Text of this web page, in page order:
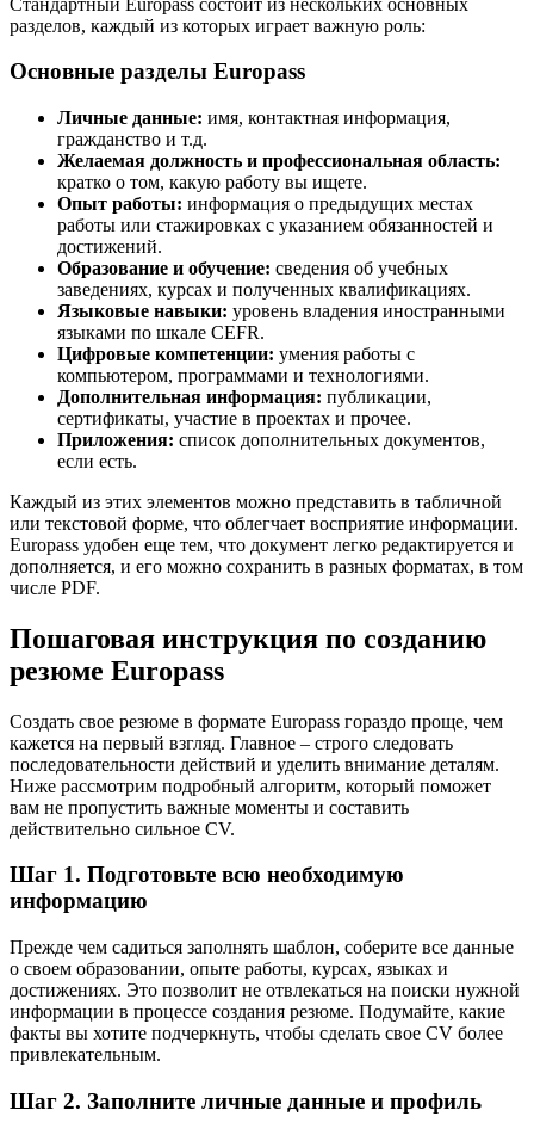
разделов, каждый из которых играет важную роль:
Основные разделы Europass
Личные данные: имя, контактная информация,
гражданство и т.д.
Желаемая должность и профессиональная область:
кратко о том, какую работу вы ищете.
Опыт работы: информация о предыдущих местах
работы или стажировках с указанием обязанностей и
достижений.
Образование и обучение: сведения об учебных
заведениях, курсах и полученных квалификациях.
Языковые навыки: уровень владения иностранными
языками по шкале CEFR.
Цифровые компетенции: умения работы с
компьютером, программами и технологиями.
Дополнительная информация: публикации,
сертификаты, участие в проектах и прочее.
Приложения: список дополнительных документов,
если есть.
Каждый из этих элементов можно представить в табличной
или текстовой форме, что облегчает восприятие информации.
Europass удобен еще тем, что документ легко редактируется и
дополняется, и его можно сохранить в разных форматах, в том
числе PDF.
Пошаговая инструкция по созданию
резюме Europass
Создать свое резюме в формате Europass гораздо проще, чем
кажется на первый взгляд. Главное – строго следовать
последовательности действий и уделить внимание деталям.
Ниже рассмотрим подробный алгоритм, который поможет
вам не пропустить важные моменты и составить
действительно сильное CV.
Шаг 1. Подготовьте всю необходимую
информацию
Прежде чем садиться заполнять шаблон, соберите все данные
о своем образовании, опыте работы, курсах, языках и
достижениях. Это позволит не отвлекаться на поиски нужной
информации в процессе создания резюме. Подумайте, какие
факты вы хотите подчеркнуть, чтобы сделать свое CV более
привлекательным.
Шаг 2. Заполните личные данные и профиль